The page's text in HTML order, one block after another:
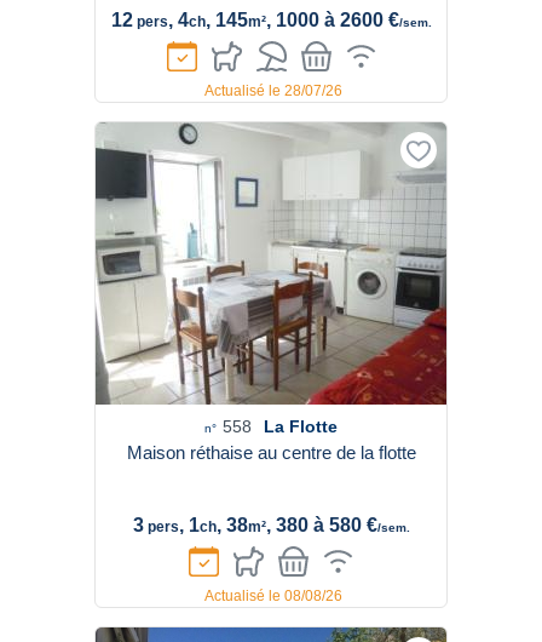
12pers, 4ch, 145m², 1000 à 2600 €/sem.
Actualisé le 28/07/26
n° 558 La Flotte
Maison réthaise au centre de la flotte
3pers, 1ch, 38m², 380 à 580 €/sem.
Actualisé le 08/08/26